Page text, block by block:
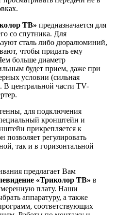
ТВ» предназначается для
со спутника. Для
сталь либо дюралюминий,
чтобы придать ему
больше диаметр
будет прием, даже при
условии (сильная
В центральной части TV-
для подключения
кронштейн и
прикрепляется к
позволяет регулировать
так и в горизонтальной
предлагает Вам
«Триколор ТВ» в
плату. Наши
аппаратуру, а также
соответствующих